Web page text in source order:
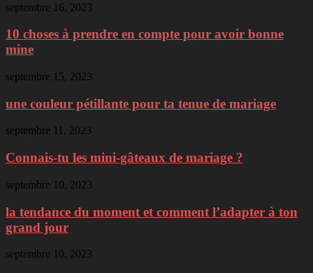
septembre 16, 2023
10 choses à prendre en compte pour avoir bonne
mine
septembre 15, 2023
une couleur pétillante pour ta tenue de mariage
septembre 11, 2023
Connais-tu les mini-gâteaux de mariage ?
septembre 10, 2023
la tendance du moment et comment l’adapter à ton
grand jour
septembre 10, 2023